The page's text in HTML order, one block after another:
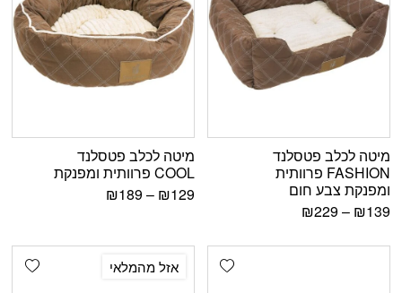
מיטה לכלב פטסלנד
FASHION פרוותית
ומפנקת צבע חום
₪139
–
₪229
מיטה לכלב פטסלנד
COOL פרוותית ומפנקת
₪129
–
₪189
Add wishlistאזל מהמלאי